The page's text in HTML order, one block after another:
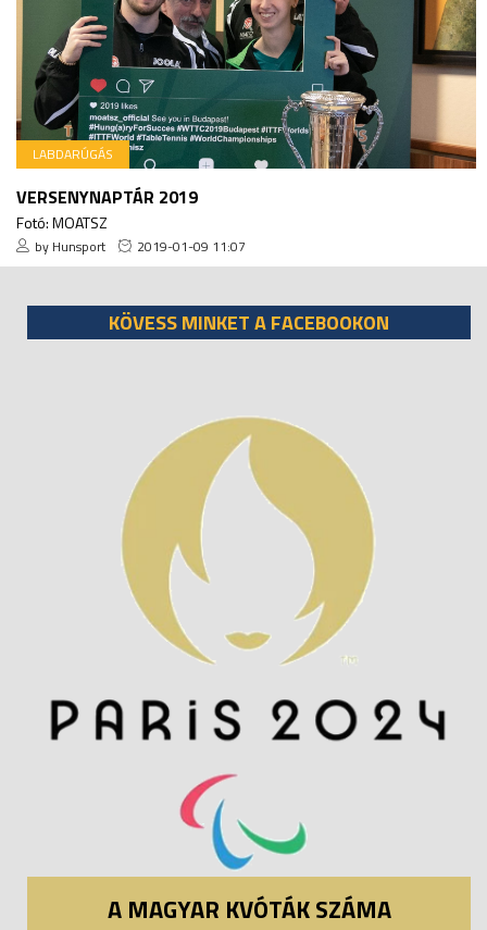
LABDARÚGÁS
VERSENYNAPTÁR 2019
Fotó: MOATSZ
by Hunsport 2019-01-09 11:07
KÖVESS MINKET A FACEBOOKON
A MAGYAR KVÓTÁK SZÁMA